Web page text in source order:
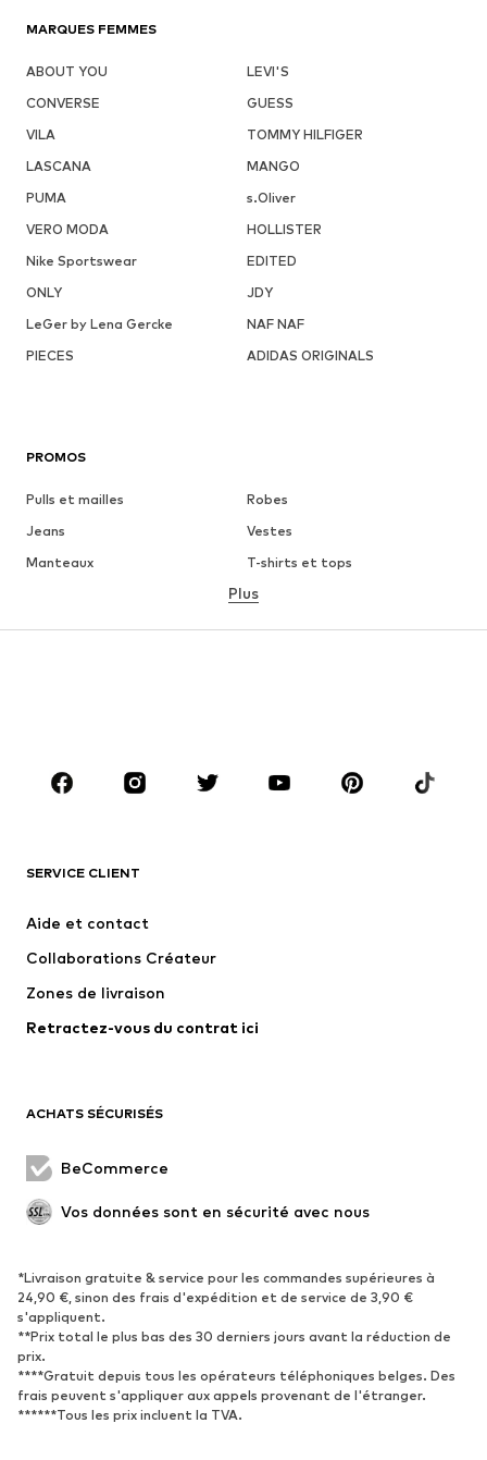
MARQUES FEMMES
ABOUT YOU
LEVI'S
CONVERSE
GUESS
VILA
TOMMY HILFIGER
LASCANA
MANGO
PUMA
s.Oliver
VERO MODA
HOLLISTER
Nike Sportswear
EDITED
ONLY
JDY
LeGer by Lena Gercke
NAF NAF
PIECES
ADIDAS ORIGINALS
PROMOS
Pulls et mailles
Robes
Jeans
Vestes
Manteaux
T-shirts et tops
Lingerie
Jupes
Blouses et tuniques
Accessoires
Premium
Nouveautés
Lingerie
Manteaux
Jupes
Occasions spéciales
Nouveautés
Tendance
Baskets
Escarpins et talons hauts
Bottes
Sandales
Chaussures basses
Chaussures de sport
Plus
SERVICE CLIENT
Aide et contact
Collaborations Créateur
Zones de livraison
Retractez-vous du contrat ici
ACHATS SÉCURISÉS
BeCommerce
Vos données sont en sécurité avec nous
*Livraison gratuite & service pour les commandes supérieures à
24,90 €, sinon des frais d'expédition et de service de 3,90 €
s'appliquent.
**Prix total le plus bas des 30 derniers jours avant la réduction de
prix.
****Gratuit depuis tous les opérateurs téléphoniques belges. Des
frais peuvent s'appliquer aux appels provenant de l'étranger.
******Tous les prix incluent la TVA.